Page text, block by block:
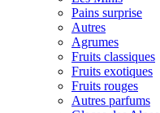
Pains surprise
Autres
Agrumes
Fruits classiques
Fruits exotiques
Fruits rouges
Autres parfums